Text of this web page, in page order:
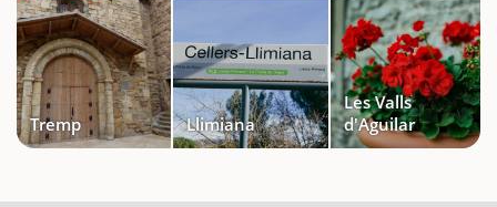
Tremp Llimiana
Les Valls
d'Aguilar